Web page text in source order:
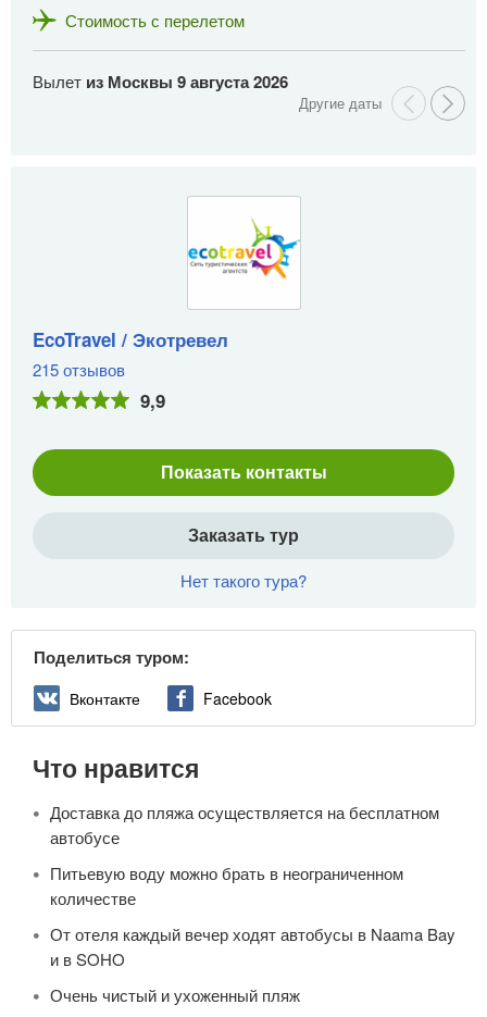
Стоимость с перелетом
Вылет из Москвы 9 августа 2026
EcoTravel / Экотревел
215 отзывов
9,9
Показать контакты
Заказать тур
Нет такого тура?
Поделиться туром:
Вконтакте Facebook
Что нравится
Доставка до пляжа осуществляется на бесплатном
автобусе
Питьевую воду можно брать в неограниченном
количестве
От отеля каждый вечер ходят автобусы в Naama Bay
и в SOHO
Очень чистый и ухоженный пляж